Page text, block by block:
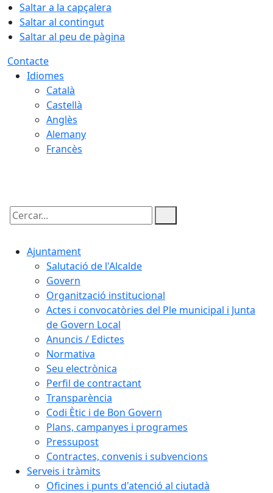
Saltar a la capçalera
Saltar al contingut
Saltar al peu de pàgina
Contacte
Idiomes
Català
Castellà
Anglès
Alemany
Francès
Cercar:
Ajuntament
Salutació de l'Alcalde
Govern
Organització institucional
Actes i convocatòries del Ple municipal i Junta
de Govern Local
Anuncis / Edictes
Normativa
Seu electrònica
Perfil de contractant
Transparència
Codi Ètic i de Bon Govern
Plans, campanyes i programes
Pressupost
Contractes, convenis i subvencions
Serveis i tràmits
Oficines i punts d'atenció al ciutadà